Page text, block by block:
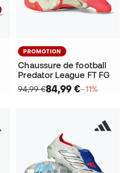
PROMOTION
Chaussure de football
Predator League FT FG
94,99 €84,99 €−11%